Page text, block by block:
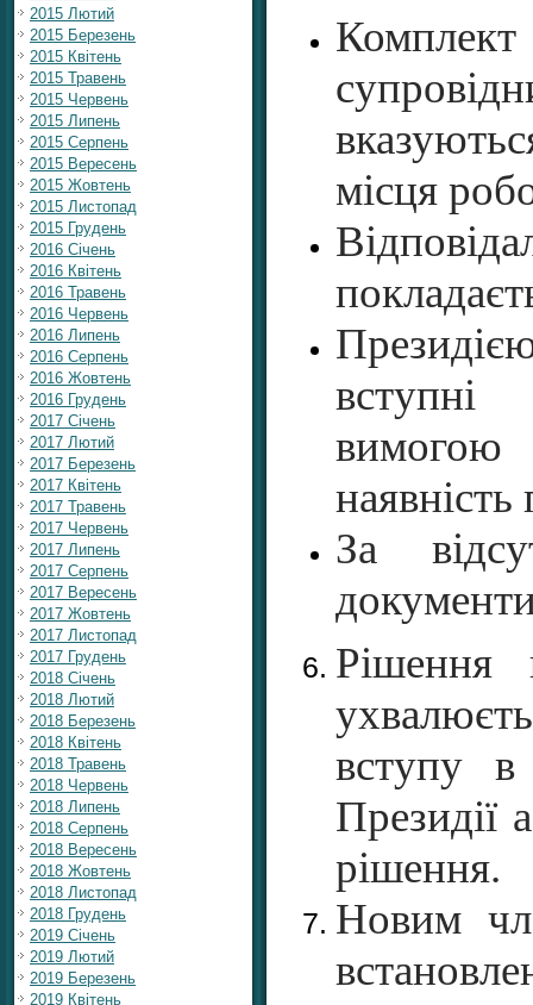
2015 Лютий
2015 Березень
2015 Квітень
2015 Травень
2015 Червень
2015 Липень
2015 Серпень
2015 Вересень
2015 Жовтень
2015 Листопад
2015 Грудень
2016 Січень
2016 Квітень
2016 Травень
2016 Червень
2016 Липень
2016 Серпень
2016 Жовтень
2016 Грудень
2017 Січень
2017 Лютий
2017 Березень
2017 Квітень
2017 Травень
2017 Червень
2017 Липень
2017 Серпень
2017 Вересень
2017 Жовтень
2017 Листопад
2017 Грудень
2018 Січень
2018 Лютий
2018 Березень
2018 Квітень
2018 Травень
2018 Червень
2018 Липень
2018 Серпень
2018 Вересень
2018 Жовтень
2018 Листопад
2018 Грудень
2019 Січень
2019 Лютий
2019 Березень
2019 Квітень
місця
вступні
вимогою
За
Рішення
вступу в
Президії
рішення.
Новим